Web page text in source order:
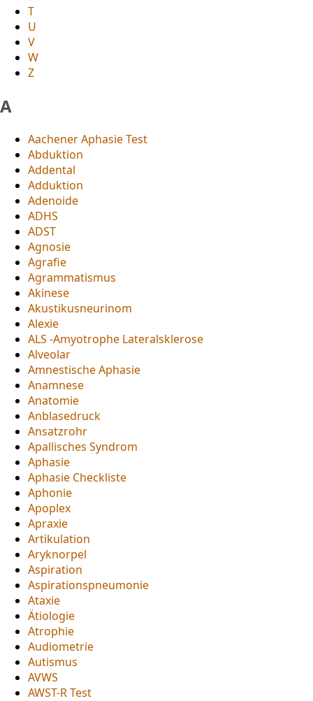
T
U
V
W
Z
A
Aachener Aphasie Test
Abduktion
Addental
Adduktion
Adenoide
ADHS
ADST
Agnosie
Agrafie
Agrammatismus
Akinese
Akustikusneurinom
Alexie
ALS -Amyotrophe Lateralsklerose
Alveolar
Amnestische Aphasie
Anamnese
Anatomie
Anblasedruck
Ansatzrohr
Apallisches Syndrom
Aphasie
Aphasie Checkliste
Aphonie
Apoplex
Apraxie
Artikulation
Aryknorpel
Aspiration
Aspirationspneumonie
Ataxie
Ätiologie
Atrophie
Audiometrie
Autismus
AVWS
AWST-R Test